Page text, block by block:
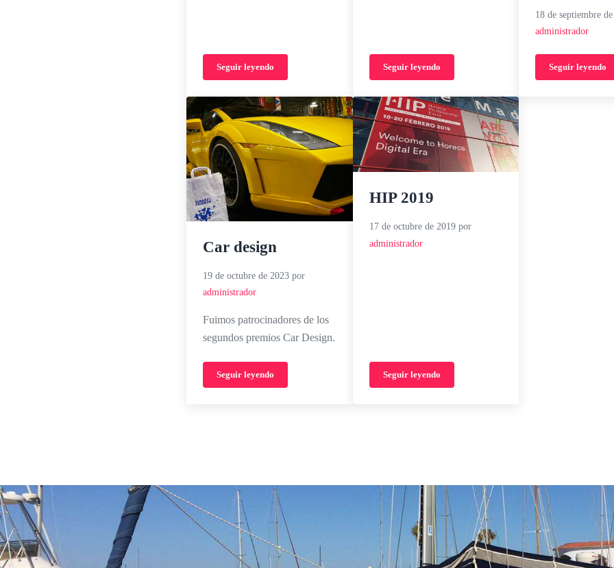
Seguir leyendoMundial de Moto2 y Moto3 Seguir leyendoCleantex Africa 2024
18 de septiembre
administrador
Seguir leyendo
Reunión
Car design
19 de octubre de 2023 por
administrador
Fuimos patrocinadores de los
segundos premios Car Design.
Seguir leyendo
Car design
HIP 2019
17 de octubre de 2019 por
administrador
Seguir leyendo
HIP 2019